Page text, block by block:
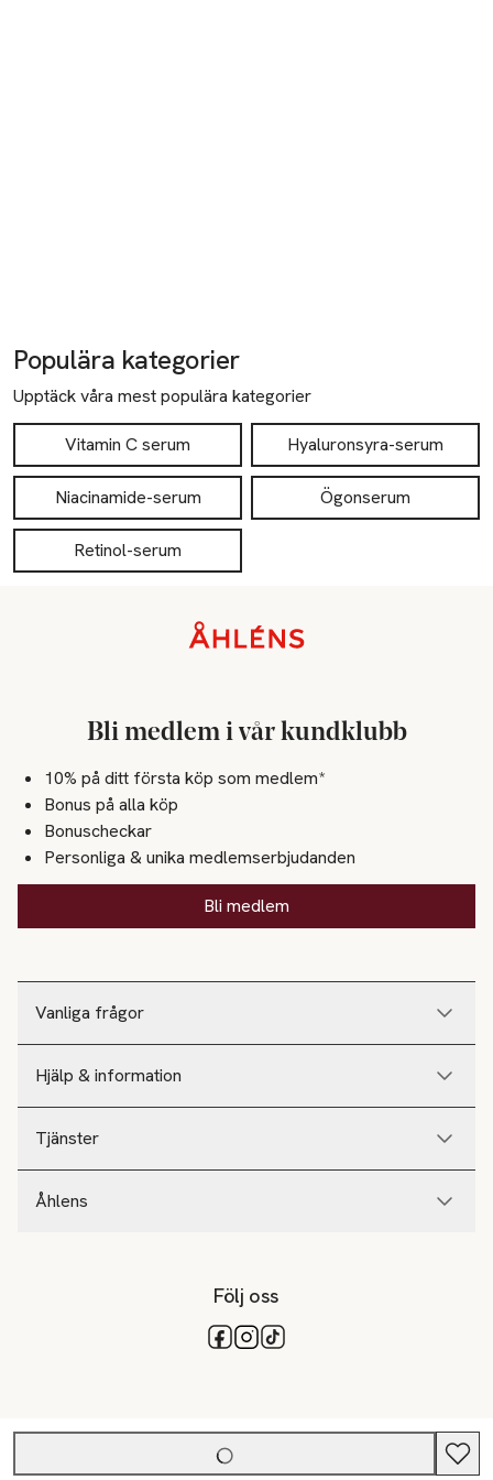
Populära kategorier
Upptäck våra mest populära kategorier
Vitamin C serum Hyaluronsyra-serum
Niacinamide-serum Ögonserum
Retinol-serum
Vanliga frågor
Hjälp & information
Tjänster
Åhlens
Bli medlem i vår kundklubb
10% på ditt första köp som medlem*
Bonus på alla köp
Bonuscheckar
Personliga & unika medlemserbjudanden
Bli medlem
Följ oss